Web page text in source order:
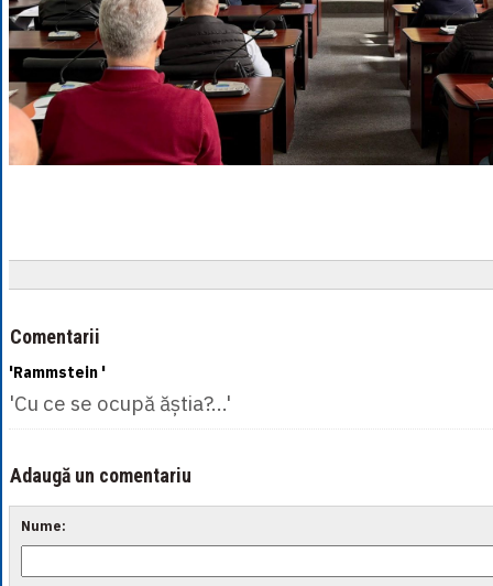
Comentarii
'Rammstein '
'Cu ce se ocupă ăștia?...'
Adaugă un comentariu
Nume: